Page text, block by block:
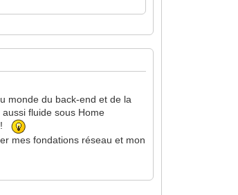
monde du back-end et de la
fluide sous Home
!
mes fondations réseau et mon